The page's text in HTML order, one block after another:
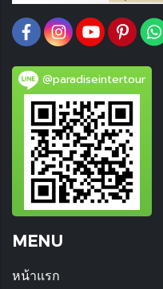
@paradiseintertour
MENU
หน้าแรก